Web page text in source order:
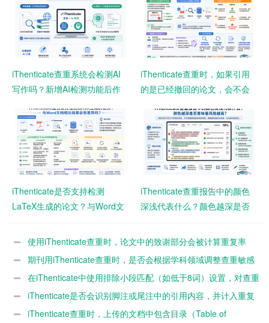
iThenticate查重系统会检测AI
写作吗？新增AI检测功能后作
iThenticate查重时，如果引用
的是已经撤回的论文，会不会
iThenticate是否支持检测
LaTeX生成的论文？与Word文
iThenticate查重报告中的颜色
深浅代表什么？颜色越深是否
使用iThenticate查重时，论文中的致谢部分会被计算重复率
吗？期刊用iThenticate查重时，是否会根据学科领域调整查重敏感
度？在iThenticate中使用排除小段匹配（如低于8词）设置，对查重
结果影响有多大？
iThenticate是否会识别脚注或尾注中的引用内容，并计入重复
率？iThenticate查重时，上传的文档中包含目录（Table of